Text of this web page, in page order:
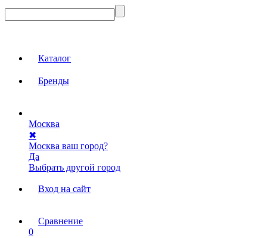
Каталог
Бренды
Москва
✖
Москва ваш город?
Да
Выбрать другой город
Вход на сайт
Сравнение
0